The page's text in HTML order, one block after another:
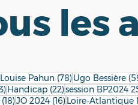
les
posts
Louise Pahun (78)78 posts
Ugo Bessière
23 posts
Handicap (22)22 posts
session BP2024
(18)18 posts
JO 2024 (16)16 posts
Loire-Atlantique